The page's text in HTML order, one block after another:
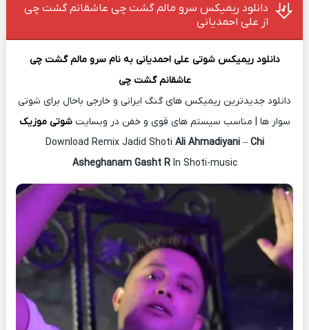
دانلود ریمیکس سرو مالم گشت چی عاشقانم گشت چی
از علی احمدیانی
دانلود ریمیکس شوتی علی احمدیانی به نامسرو مالم گشت چی
عاشقانم گشت چی
دانلود جدیدترین ریمیکس های گنگ ایرانی و خارجی باحال برای شوتی
سوار ها | مناسب سیستم های قوی و خفن در وبسایتشوتی موزیک
Download Remix Jadid Shoti Ali Ahmadiyani– Chi
Asheghanam Gasht RIn Shoti-music